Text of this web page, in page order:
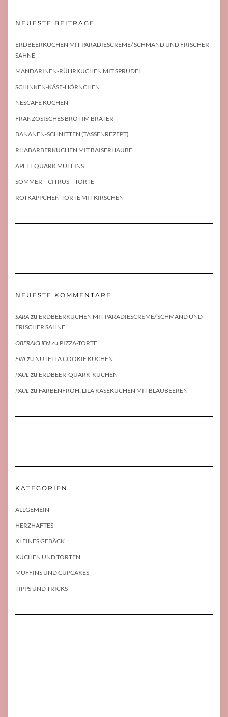
NEUESTE BEITRÄGE
ERDBEERKUCHEN MIT PARADIESCREME/ SCHMAND UND FRISCHER
SAHNE
MANDARINEN-RÜHRKUCHEN MIT SPRUDEL
SCHINKEN-KÄSE-HÖRNCHEN
NESCAFE KUCHEN
FRANZÖSISCHES BROT IM BRÄTER
BANANEN-SCHNITTEN (TASSENREZEPT)
RHABARBERKUCHEN MIT BAISERHAUBE
APFEL QUARK MUFFINS
SOMMER – CITRUS – TORTE
ROTKÄPPCHEN-TORTE MIT KIRSCHEN
NEUESTE KOMMENTARE
SARA zu ERDBEERKUCHEN MIT PARADIESCREME/ SCHMAND UND
FRISCHER SAHNE
OBERAICHEN zu PIZZA-TORTE
EVA zu NUTELLA COOKIE KUCHEN
PAUL zu ERDBEER-QUARK-KUCHEN
PAUL zu FARBENFROH: LILA KÄSEKUCHEN MIT BLAUBEEREN
KATEGORIEN
ALLGEMEIN
HERZHAFTES
KLEINES GEBÄCK
KUCHEN UND TORTEN
MUFFINS UND CUPCAKES
TIPPS UND TRICKS